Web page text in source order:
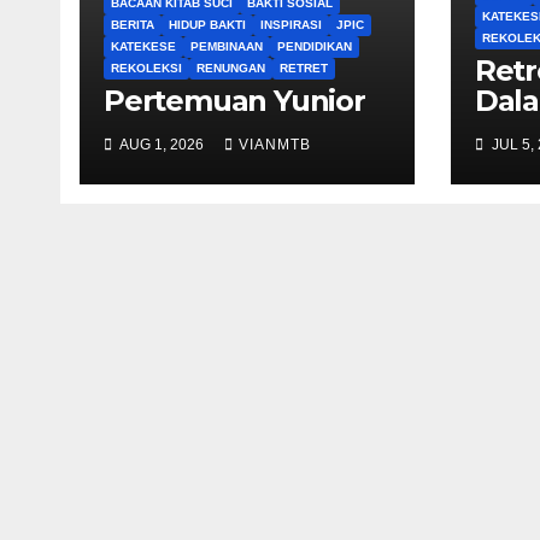
BACAAN KITAB SUCI
BAKTI SOSIAL
BERITA
HIDUP BAKTI INSPIRASI
JPIC
KATEKESE
PEMBINAAN
PENDIDIKAN
REKOLEKSI
RENUNGAN RETRET
Pertemuan Yunior
AUG 1, 2026 VIANMTB JUL 5,